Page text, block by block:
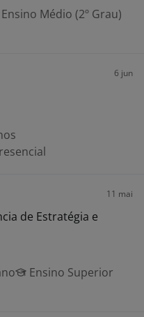
Ensino Médio (2º Grau)
6 jun
11 mai
de Estratégia e
Ensino Superior